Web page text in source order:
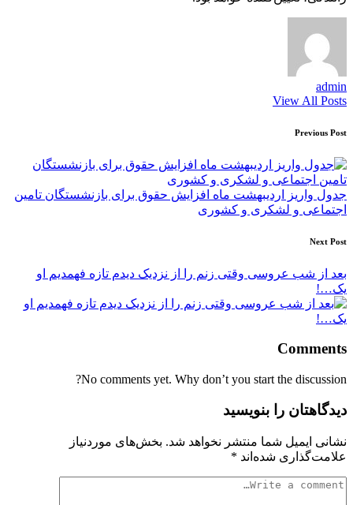
admin
View All Posts
Post
navigation
Previous Post
جدول واریز اردیبهشت ماه افزایش حقوق برای بازنشستگان تامین
اجتماعی و لشکری و کشوری
Next Post
بعد از شب عروسی وقتی زنم را از نزدیک دیدم تازه فهمدیم او
یک…!
Comments
No comments yet. Why don’t you start the discussion?
دیدگاهتان را بنویسید
نشانی ایمیل شما منتشر نخواهد شد. بخش‌های موردنیاز
علامت‌گذاری شده‌اند *